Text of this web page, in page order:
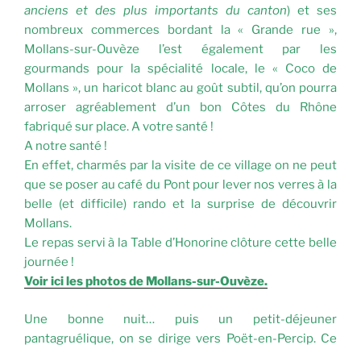
anciens et des plus importants du canton) et ses
nombreux commerces bordant la « Grande rue »,
Mollans-sur-Ouvèze l’est également par les
gourmands pour la spécialité locale, le « Coco de
Mollans », un haricot blanc au goût subtil, qu’on pourra
arroser agréablement d’un bon Côtes du Rhône
fabriqué sur place. A votre santé !
A notre santé !
En effet, charmés par la visite de ce village on ne peut
que se poser au café du Pont pour lever nos verres à la
belle (et difficile) rando et la surprise de découvrir
Mollans.
Le repas servi à la Table d’Honorine clôture cette belle
journée !
Voir ici les photos de Mollans-sur-Ouvèze.
Une bonne nuit… puis un petit-déjeuner
pantagruélique, on se dirige vers Poët-en-Percip. Ce